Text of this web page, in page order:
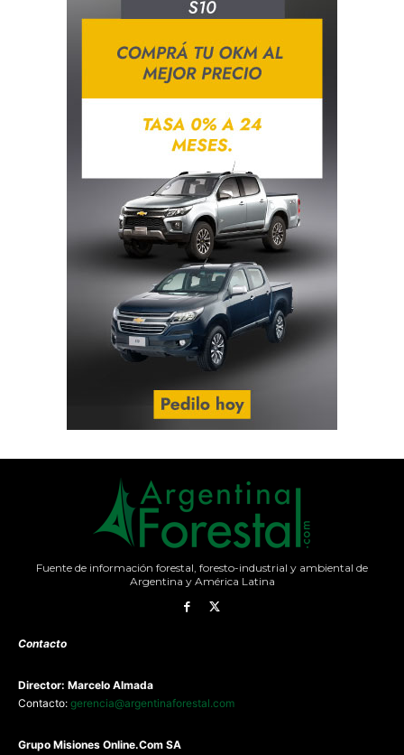
Fuente de información forestal, foresto-industrial y ambiental de
Argentina y América Latina
Contacto
Director: Marcelo Almada
Contacto: gerencia@argentinaforestal.com
Grupo Misiones Online.Com SA